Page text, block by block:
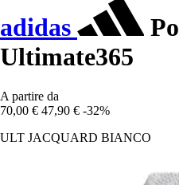
adidas
Ultimate365
A partire da
70,00 € 47,90 € -32%
ULT JACQUARD BIANCO